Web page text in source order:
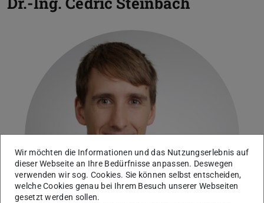
Wir möchten die Informationen und das Nutzungserlebnis auf
dieser Webseite an Ihre Bedürfnisse anpassen. Deswegen
verwenden wir sog. Cookies. Sie können selbst entscheiden,
welche Cookies genau bei Ihrem Besuch unserer Webseiten
gesetzt werden sollen.